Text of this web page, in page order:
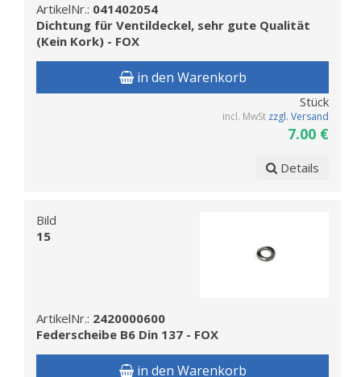
ArtikelNr.: 041402054
Dichtung für Ventildeckel, sehr gute Qualität
(Kein Kork) - FOX
in den Warenkorb
Stück
incl. MwSt zzgl. Versand
7.00 €
Details
Bild
15
ArtikelNr.: 2420000600
Federscheibe B6 Din 137 - FOX
in den Warenkorb